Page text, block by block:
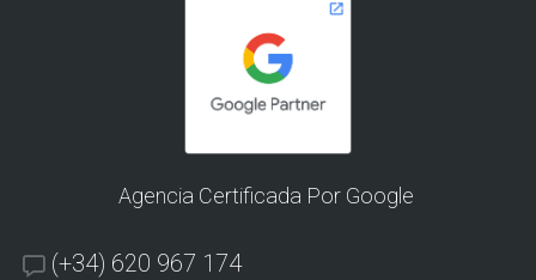
Agencia Certificada Por Google
(+34) 620 967 174